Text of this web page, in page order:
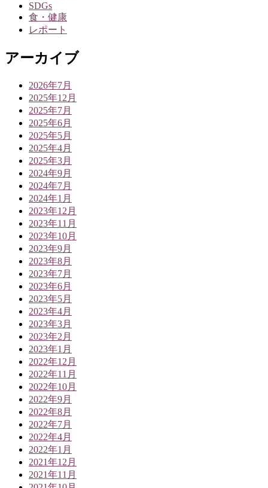
SDGs
食・健康
レポート
アーカイブ
2026年7月
2025年12月
2025年7月
2025年6月
2025年5月
2025年4月
2025年3月
2024年9月
2024年7月
2024年1月
2023年12月
2023年11月
2023年10月
2023年9月
2023年8月
2023年7月
2023年6月
2023年5月
2023年4月
2023年3月
2023年2月
2023年1月
2022年12月
2022年11月
2022年10月
2022年9月
2022年8月
2022年7月
2022年4月
2022年1月
2021年12月
2021年11月